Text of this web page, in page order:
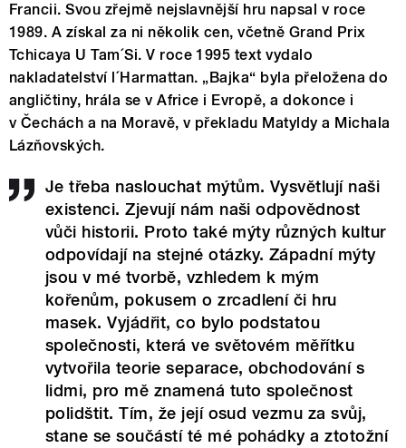
Francii.Svou zřejmě nejslavnější hru napsal v roce
1989. A získal za ni několik cen, včetně Grand Prix
Tchicaya U Tam´Si. V roce 1995 text vydalo
nakladatelství l´Harmattan. „Bajka“ byla přeložena do
angličtiny, hrála se v Africe i Evropě, a dokonce i
v Čechách a na Moravě, v překladu Matyldy a Michala
Lázňovských.
Je třeba naslouchat mýtům. Vysvětlují naši
existenci. Zjevují nám naši odpovědnost
vůči historii. Proto také mýty různých kultur
odpovídají na stejné otázky. Západní mýty
jsou v mé tvorbě, vzhledem k mým
kořenům, pokusem o zrcadlení či hru
masek. Vyjádřit, co bylo podstatou
společnosti, která ve světovém měřítku
vytvořila teorie separace, obchodování s
lidmi, pro mě znamená tuto společnost
polidštit. Tím, že její osud vezmu za svůj,
stane se součástí té mé pohádky a ztotožní